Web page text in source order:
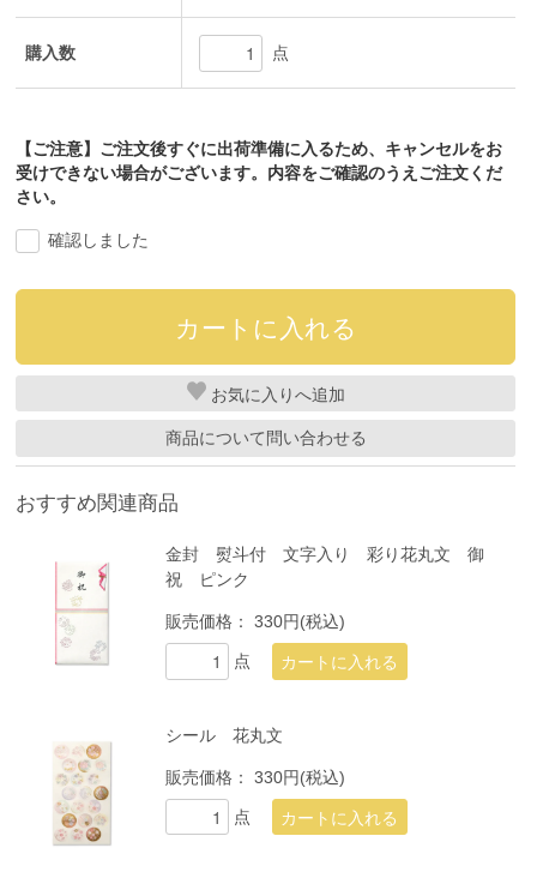
購入数 点
【ご注意】ご注文後すぐに出荷準備に入るため、キャンセルをお
受けできない場合がございます。内容をご確認のうえご注文くだ
さい。
確認しました
お気に入り
商品について問い合わせる
おすすめ関連商品
金封 熨斗付 文字入り 彩り花丸文 御
祝 ピンク
販売価格：330円(税込)
点
シール 花丸文
販売価格：330円(税込)
点